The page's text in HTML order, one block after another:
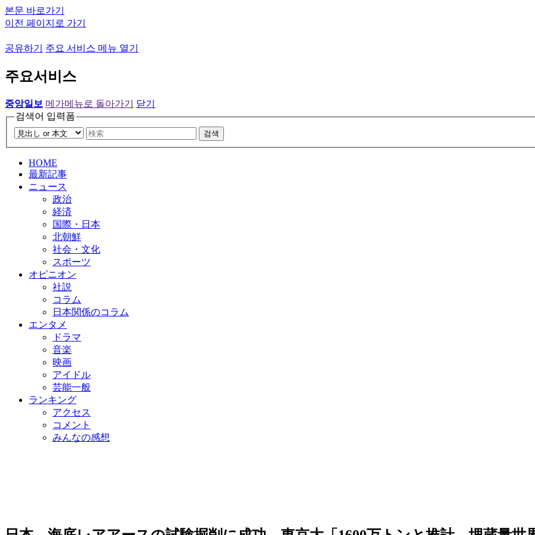
본문 바로가기
이전 페이지로 가기
공유하기 주요 서비스 메뉴 열기
주요서비스
중앙일보 메가메뉴로 돌아가기
닫기
검색어 입력폼
검색
HOME
最新記事
ニュース
政治
経済
国際・日本
北朝鮮
社会・文化
スポーツ
オピニオン
社説
コラム
日本関係のコラム
エンタメ
ドラマ
音楽
映画
アイドル
芸能一般
ランキング
アクセス
コメント
みんなの感想